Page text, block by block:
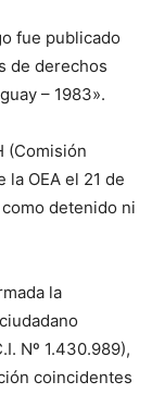
fue publicado
de derechos
– 1983».
(Comisión
OEA el 21 de
detenido ni
la
Nº 1.430.989),
coincidentes